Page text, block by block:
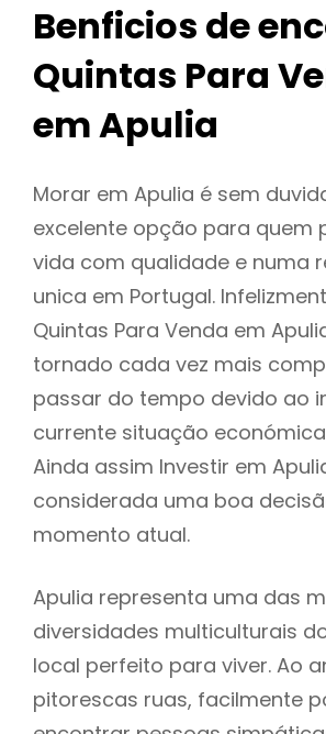
Benficios de
Quintas Para
em Apulia
Morar em Apulia é sem
excelente opção para quem
vida com qualidade e numa
unica em Portugal.
Quintas Para Venda em
tornado cada vez mais
passar do tempo devido ao
currente situação
Ainda assim Investir em
considerada uma boa
momento atual.
Apulia representa uma das
diversidades multiculturais
local perfeito para viver. Ao
pitorescas ruas, facilmente